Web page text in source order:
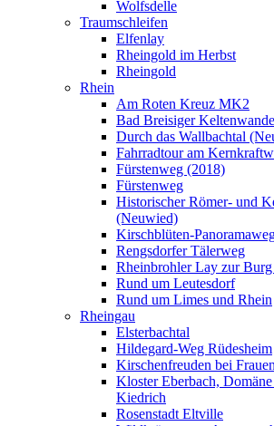
Wolfsdelle
Traumschleifen
Elfenlay
Rheingold im Herbst
Rheingold
Rhein
Am Roten Kreuz MK2
Bad Breisiger
Durch das Wallbachtal
Fahrradtour am
Fürstenweg (2018)
Fürstenweg
Historischer Römer- und
(Neuwied)
Kirschblüten-
Rengsdorfer Tälerweg
Rheinbrohler Lay zur Burg
Rund um Leutesdorf
Rund um Limes und Rhein
Rheingau
Elsterbachtal
Hildegard-Weg Rüdesheim
Kirschenfreuden bei
Kloster Eberbach,
Kiedrich
Rosenstadt Eltville